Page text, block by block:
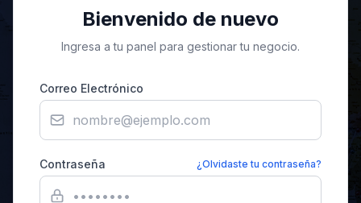
Bienvenido de nuevo
Ingresa a tu panel para gestionar tu negocio.
Correo Electrónico
Contraseña ¿Olvidaste tu contraseña?